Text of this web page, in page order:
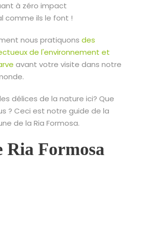
à zéro impact
comme ils le font !
nous pratiquons des
de l'environnement et
avant votre visite dans notre
délices de la nature ici? Que
? Ceci est notre guide de la
de la Ria Formosa.
Ria Formosa